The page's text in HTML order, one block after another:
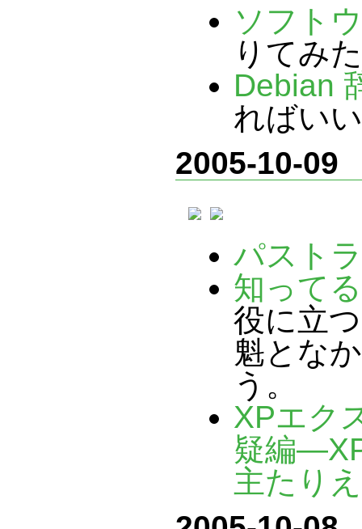
ソフト
りてみた
Debian
ればい
2005-10-09
パスト
知って
役に立
魁とな
う。
XPエク
疑編
主たり